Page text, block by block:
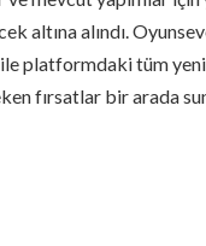
altına alındı.
ile platformdaki tüm
fırsatlar bir arada